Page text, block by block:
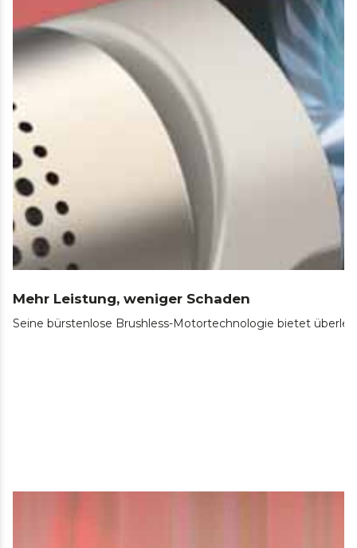
Mehr Leistung, weniger Schaden
Seine bürstenlose Brushless-Motortechnologie bietet